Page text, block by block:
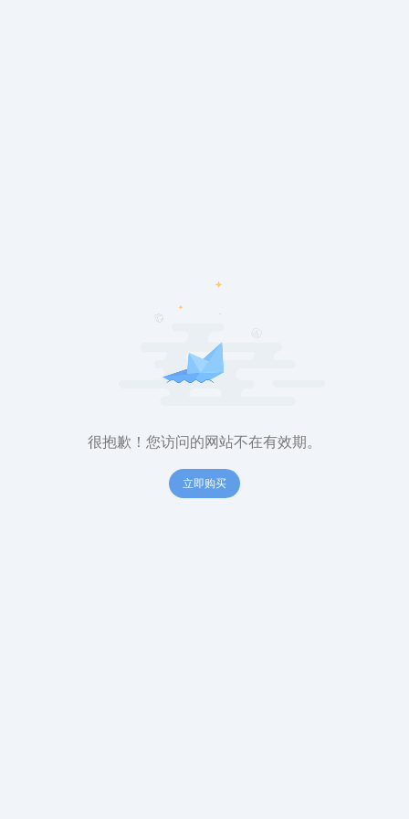
很抱歉！您访问的网站不在有效期。
立即购买